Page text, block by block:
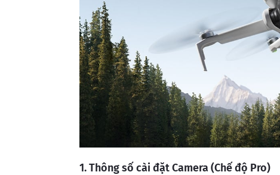
1. Thông số cài đặt Camera (Chế độ Pro)